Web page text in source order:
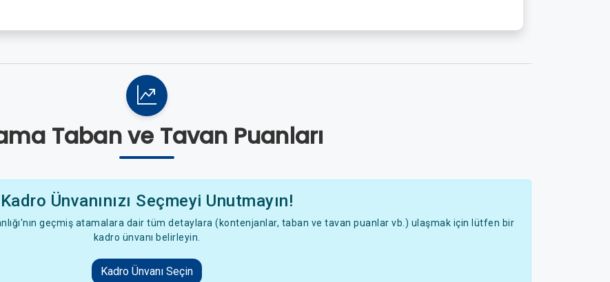
Taban ve Tavan Puanları
Kadro Ünvanınızı Seçmeyi Unutmayın!
geçmiş atamalara dair tüm detaylara (kontenjanlar, taban ve tavan puanlar vb.) ulaşmak için lütfen bir
kadro ünvanı belirleyin.
Kadro Ünvanı Seçin